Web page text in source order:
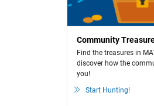
Community
Find the treasures in
discover how the
you!
Start Hunting!